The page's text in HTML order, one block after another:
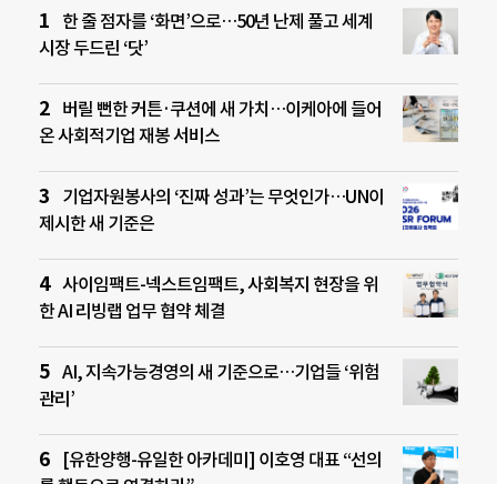
한 줄 점자를 ‘화면’으로…50년 난제 풀고 세계
시장 두드린 ‘닷’
버릴 뻔한 커튼·쿠션에 새 가치…이케아에 들어
온 사회적기업 재봉 서비스
기업자원봉사의 ‘진짜 성과’는 무엇인가…UN이
제시한 새 기준은
사이임팩트-넥스트임팩트, 사회복지 현장을 위
한 AI 리빙랩 업무 협약 체결
AI, 지속가능경영의 새 기준으로…기업들 ‘위험
관리’
[유한양행-유일한 아카데미] 이호영 대표 “선의